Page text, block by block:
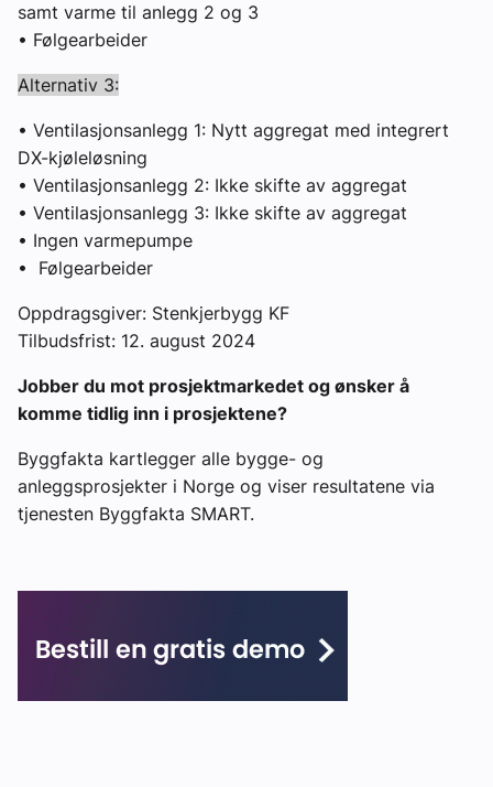
samt varme til anlegg 2 og 3
• Følgearbeider
Alternativ 3:
• Ventilasjonsanlegg 1: Nytt aggregat med integrert
DX-kjøleløsning
• Ventilasjonsanlegg 2: Ikke skifte av aggregat
• Ventilasjonsanlegg 3: Ikke skifte av aggregat
• Ingen varmepumpe
• Følgearbeider
Oppdragsgiver: Stenkjerbygg KF
Tilbudsfrist: 12. august 2024
Jobber du mot prosjektmarkedet og ønsker å
komme tidlig inn i prosjektene?
Byggfakta kartlegger alle bygge- og
anleggsprosjekter i Norge og viser resultatene via
tjenesten Byggfakta SMART.